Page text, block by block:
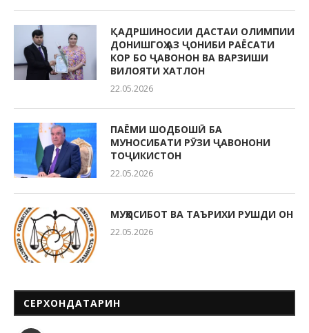
ҚАДРШИНОСИИ ДАСТАИ ОЛИМПИИ
ДОНИШГОҲ АЗ ҶОНИБИ РАЁСАТИ
КОР БО ҶАВОНОН ВА ВАРЗИШИ
ВИЛОЯТИ ХАТЛОН
22.05.2026
ПАЁМИ ШОДБОШӢ БА
МУНОСИБАТИ РӮЗИ ҶАВОНОНИ
ТОҶИКИСТОН
22.05.2026
МУҲОСИБОТ ВА ТАЪРИХИ РУШДИ ОН
22.05.2026
СЕРХОНДАТАРИН